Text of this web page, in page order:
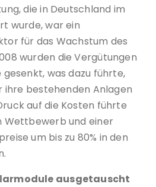
die in Deutschland im
wurde, war ein
für das Wachstum des
wurden die Vergütungen
was dazu führte,
ihre bestehenden Anlagen
auf die Kosten führte
Wettbewerb und einer
um bis zu 80% in den
ausgetauscht